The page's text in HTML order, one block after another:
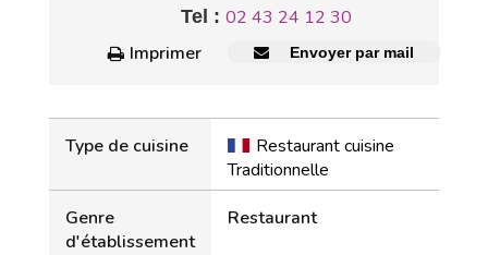
Tel : 02 43 24 12 30
Imprimer
Envoyer par mail
Type de cuisine
Restaurant cuisine
Traditionnelle
Genre
d'établissement
Restaurant